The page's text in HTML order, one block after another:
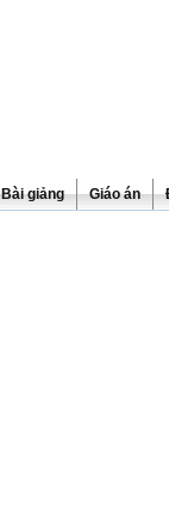
Bài giảng Giáo án